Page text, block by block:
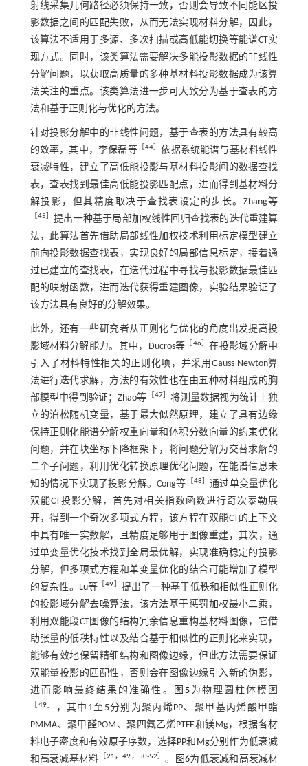
射线采集几何路径必须保持一致，否则会导致不同能区投
影数据之间的匹配失败，从而无法实现材料分解，因此，
该算法不适用于多源、多次扫描或高低能切换等能谱CT实
现方式。同时，该类算法需要解决多能投影数据的非线性
分解问题，以获取高质量的多种基材料投影数据成为该算
法关注的重点。该类算法进一步可大致分为基于查表的方
法和基于正则化与优化的方法。
针对投影分解中的非线性问题，基于查表的方法具有较高
的效率，其中，李保磊等［ 44］依据系统能谱与基材料线性
衰减特性，建立了高低能投影与基材料投影间的数据查找
表，查表找到最佳高低能投影匹配点，进而得到基材料分
解投影，但其精度取决于查找表设定的步长。Zhang等
45 ］提出一种基于局部加权线性回归查找表的迭代重建算
法，此算法首先借助局部线性加权技术利用标定模型建立
前向投影数据查找表，实现良好的局部信息标定，接着通
过已建立的查找表，在迭代过程中寻找与投影数据最佳匹
配的映射函数，进而迭代获得重建图像，实验结果验证了
该方法具有良好的分解效果。
此外，还有一些研究者从正则化与优化的角度出发提高投
影域材料分解能力。其中，Ducros等
46］在投影域分解中
引入了材料特性相关的正则化项，并采用Gauss-Newton算
法进行迭代求解，方法的有效性也在由五种材料组成的胸
部模型中得到验证；Zhao等
47］将测量数据视为统计上独
立的泊松随机变量，基于最大似然原理，建立了具有边缘
保持正则化能谱分解权重向量和体积分数向量的约束优化
问题，并在块坐标下降框架下，将问题分解为交替求解的
二个子问题，利用优化转换原理优化问题，在能谱信息未
知的情况下实现了投影分解。Cong等
48 ］通过单变量优化
双能CT投影分解，首先对相关指数函数进行奇次泰勒展
开，得到一个奇次多项式方程，该方程在双能CT的上下文
中具有唯一实数解，且精度足够用于图像重建，其次，通
过单变量优化技术找到全局最优解，实现准确稳定的投影
分解，但多项式方程和单变量优化的结合可能增加了模型
的复杂性。Lu等 ［49
提出了一种基于低秩和相似性正则化
的投影域分解去噪算法，该方法基于惩罚加权最小二乘，
利用双能段CT图像的结构冗余信息重构基材料图像，它借
助张量的低秩特性以及结合基于相似性的正则化来实现，
能够有效地保留精细结构和图像边缘，但此方法需要保证
双能量投影的匹配性，否则会在图像边缘引入新的伪影，
进而影响最终结果的准确性。
图5为物理圆柱体模图
49］
，其中1至5分别为聚丙烯PP、聚甲基丙烯酸甲酯
PMMA、聚甲醛POM、聚四氟乙烯PTFE和镁Mg，根据各材
料电子密度和有效原子序数，选择PP和Mg分别作为低衰减
和高衰减基材料
21，49， 50-52 。 图6为低衰减和高衰减材